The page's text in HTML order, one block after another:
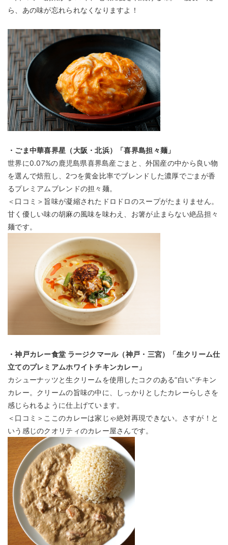
ら、あの味が忘れられなくなりますよ！
・ごま中華喜界星（大阪・北浜）「喜界島担々麺」
世界に0.07%の鹿児島県喜界島産ごまと、外国産の中から良い物
を選んで焙煎し、2つを黄金比率でブレンドした濃厚でごまが香
るプレミアムブレンドの担々麺。
＜口コミ＞旨味が凝縮されたドロドロのスープがたまりません。
甘く優しい味の胡麻の風味を味わえ、お箸が止まらない絶品担々
麺です。
・神戸カレー食堂 ラージクマール（神戸・三宮）「生クリーム仕
立てのプレミアムホワイトチキンカレー」
カシューナッツと生クリームを使用したコクのある”白い”チキン
カレー。クリームの旨味の中に、しっかりとしたカレーらしさを
感じられるように仕上げています。
＜口コミ＞ここのカレーは家じゃ絶対再現できない。さすが！と
いう感じのクオリティのカレー屋さんです。